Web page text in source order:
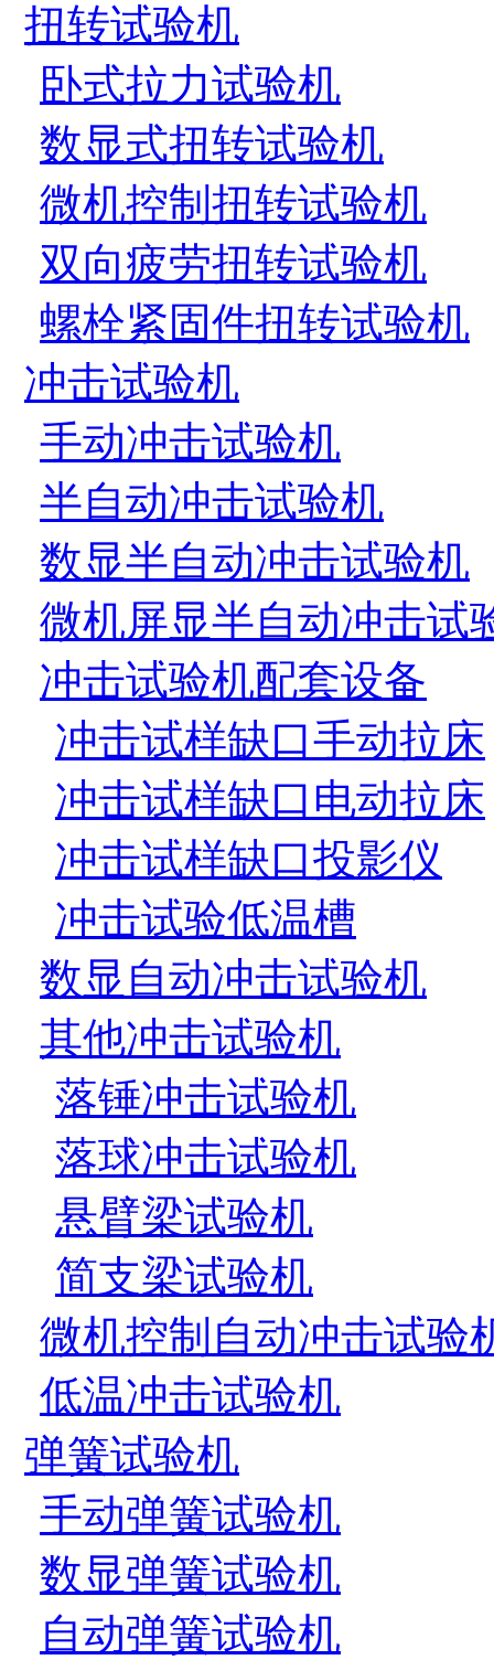
扭转试验机
卧式拉力试验机
数显式扭转试验机
微机控制扭转试验机
双向疲劳扭转试验机
螺栓紧固件扭转试验机
冲击试验机
手动冲击试验机
半自动冲击试验机
数显半自动冲击试验机
微机屏显半自动冲击试
冲击试验机配套设备
冲击试样缺口手动拉床
冲击试样缺口电动拉床
冲击试样缺口投影仪
冲击试验低温槽
数显自动冲击试验机
其他冲击试验机
落锤冲击试验机
落球冲击试验机
悬臂梁试验机
简支梁试验机
微机控制自动冲击试验
低温冲击试验机
弹簧试验机
手动弹簧试验机
数显弹簧试验机
自动弹簧试验机